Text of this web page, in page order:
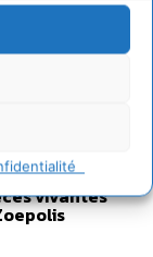
2026)
vivantes